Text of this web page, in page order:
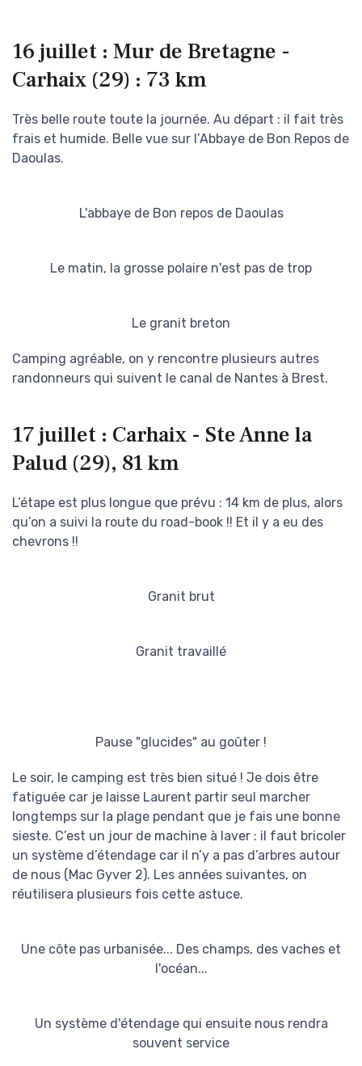
16 juillet : Mur de Bretagne -
Carhaix (29) : 73 km
Très belle route toute la journée. Au départ : il fait très
frais et humide. Belle vue sur l’Abbaye de Bon Repos de
Daoulas.
L'abbaye de Bon repos de Daoulas
Le matin, la grosse polaire n'est pas de trop
Le granit breton
Camping agréable, on y rencontre plusieurs autres
randonneurs qui suivent le canal de Nantes à Brest.
17 juillet : Carhaix - Ste Anne la
Palud (29), 81 km
L’étape est plus longue que prévu : 14 km de plus, alors
qu’on a suivi la route du road-book !! Et il y a eu des
chevrons !!
Granit brut
Granit travaillé
Pause "glucides" au goûter !
Le soir, le camping est très bien situé ! Je dois être
fatiguée car je laisse Laurent partir seul marcher
longtemps sur la plage pendant que je fais une bonne
sieste. C’est un jour de machine à laver : il faut bricoler
un système d’étendage car il n’y a pas d’arbres autour
de nous (Mac Gyver 2). Les années suivantes, on
réutilisera plusieurs fois cette astuce.
Une côte pas urbanisée... Des champs, des vaches et
l'océan...
Un système d'étendage qui ensuite nous rendra
souvent service